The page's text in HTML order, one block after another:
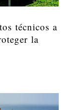
técnicos a
la